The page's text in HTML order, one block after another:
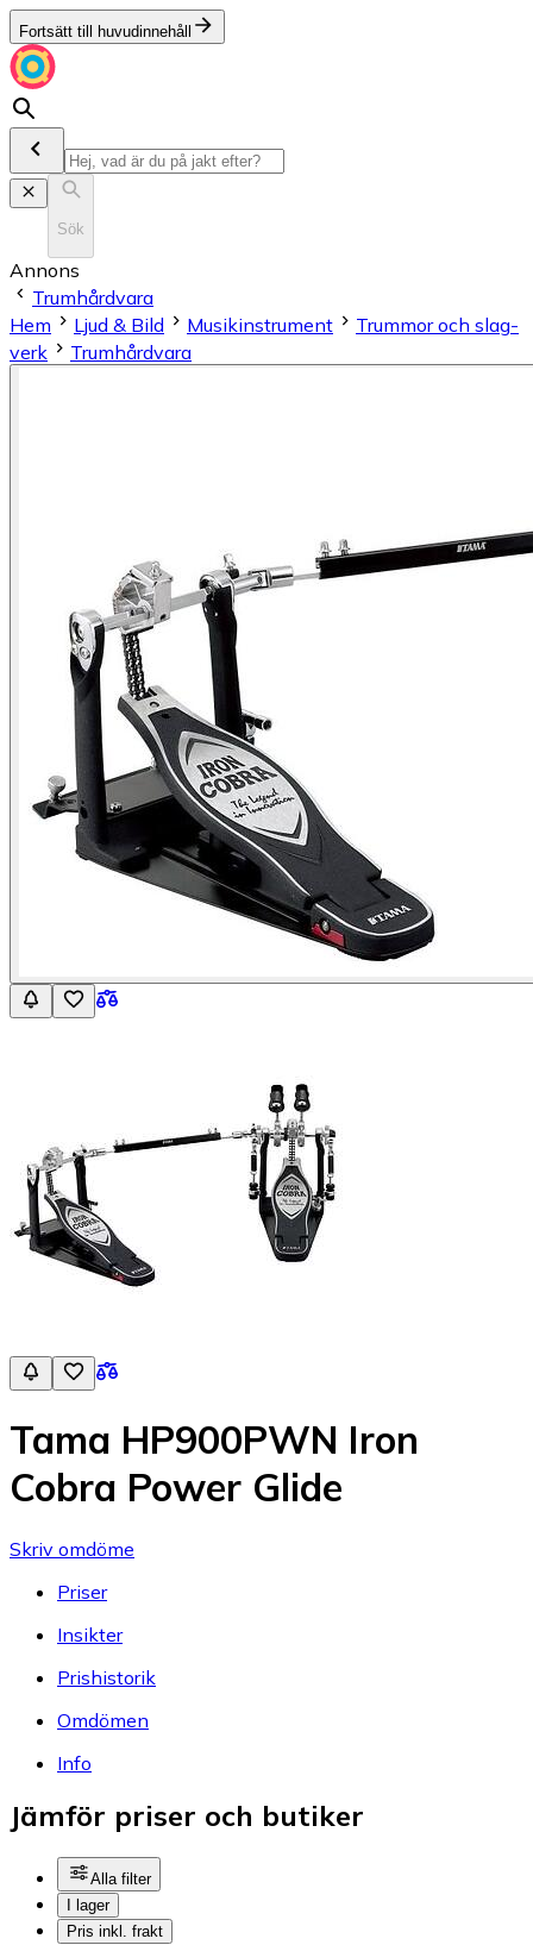
Fortsätt till huvudinnehåll
Sök
Annons
Trumhårdvara
Hem
Ljud & Bild Musikinstrument
Trum­mor och slag­
verk
Trumhårdvara
Tama HP900PWN Iron
Cobra Power Glide
Skriv omdöme
Priser
Insikter
Prishistorik
Omdömen
Info
Jämför priser och butiker
Alla filter
I lager
Pris inkl. frakt